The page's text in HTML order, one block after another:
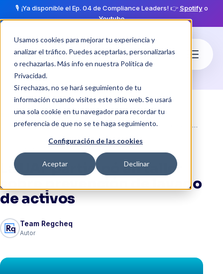
Usamos cookies para mejorar tu experiencia y
analizar el tráfico. Puedes aceptarlas, personalizarlas
o rechazarlas. Más info en nuestra Política de
Privacidad.
Si rechazas, no se hará seguimiento de tu
información cuando visites este sitio web. Se usará
una sola cookie en tu navegador para recordar tu
preferencia de que no se te haga seguimiento.
Configuración de las cookies
Aceptar Declinar
🎙️ ¡Ya disponible el Ep. 04 de Compliance Leaders! 👉 Spotifyo
Youtube
La UAF participó en taller sobre prevención de lavado de activos
schedule1 min de lectura
La UAF participó en taller
sobre prevención de lavado
de activos
Team Regcheq
Autor